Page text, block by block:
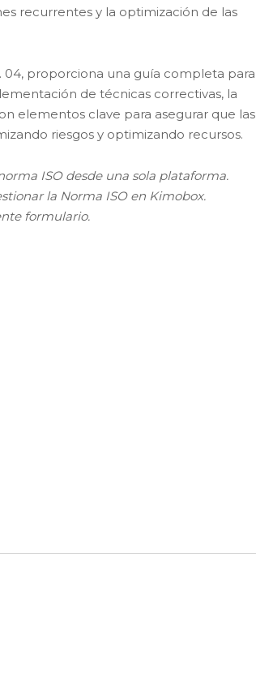
recurrentes y la optimización de las
04, proporciona una guía completa para
de técnicas correctivas, la
elementos clave para asegurar que las
riesgos y optimizando recursos.
ISO desde una sola plataforma.
la Norma ISO en Kimobox.
formulario.